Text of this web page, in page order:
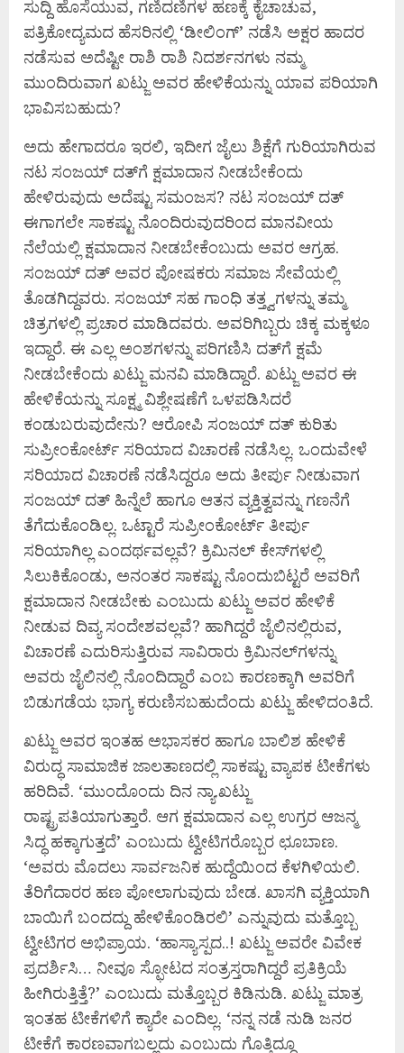
ಸುದ್ದಿ ಹೊಸೆಯುವ, ಗಣಿದಣಿಗಳ ಹಣಕ್ಕೆ ಕೈಚಾಚುವ,
ಪತ್ರಿಕೋದ್ಯಮದ ಹೆಸರಿನಲ್ಲಿ ‘ಡೀಲಿಂಗ್‌’ ನಡೆಸಿ ಅಕ್ಷರ ಹಾದರ
ನಡೆಸುವ ಅದೆಷ್ಟೀ ರಾಶಿ ರಾಶಿ ನಿದರ್ಶನಗಳು ನಮ್ಮ
ಮುಂದಿರುವಾಗ ಖಟ್ಜು ಅವರ ಹೇಳಿಕೆಯನ್ನು ಯಾವ ಪರಿಯಾಗಿ
ಭಾವಿಸಬಹುದು?
ಅದು ಹೇಗಾದರೂ ಇರಲಿ, ಇದೀಗ ಜೈಲು ಶಿಕ್ಷೆಗೆ ಗುರಿಯಾಗಿರುವ
ನಟ ಸಂಜಯ್‌ ದತ್‌ಗೆ ಕ್ಷಮಾದಾನ ನೀಡಬೇಕೆಂದು
ಹೇಳಿರುವುದು ಅದೆಷ್ಟು ಸಮಂಜಸ? ನಟ ಸಂಜಯ್‌ ದತ್‌
ಈಗಾಗಲೇ ಸಾಕಷ್ಟು ನೊಂದಿರುವುದರಿಂದ ಮಾನವೀಯ
ನೆಲೆಯಲ್ಲಿ ಕ್ಷಮಾದಾನ ನೀಡಬೇಕೆಂಬುದು ಅವರ ಆಗ್ರಹ.
ಸಂಜಯ್‌ ದತ್‌ ಅವರ ಪೋಷಕರು ಸಮಾಜ ಸೇವೆಯಲ್ಲಿ
ತೊಡಗಿದ್ದವರು. ಸಂಜಯ್‌ ಸಹ ಗಾಂಧಿ ತತ್ತ್ವಗಳನ್ನು ತಮ್ಮ
ಚಿತ್ರಗಳಲ್ಲಿ ಪ್ರಚಾರ ಮಾಡಿದವರು. ಅವರಿಗಿಬ್ಬರು ಚಿಕ್ಕ ಮಕ್ಕಳೂ
ಇದ್ದಾರೆ. ಈ ಎಲ್ಲ ಅಂಶಗಳನ್ನು ಪರಿಗಣಿಸಿ ದತ್‌ಗೆ ಕ್ಷಮೆ
ನೀಡಬೇಕೆಂದು ಖಟ್ಜು ಮನವಿ ಮಾಡಿದ್ದಾರೆ. ಖಟ್ಜು ಅವರ ಈ
ಹೇಳಿಕೆಯನ್ನು ಸೂಕ್ಷ್ಮ ವಿಶ್ಲೇಷಣೆಗೆ ಒಳಪಡಿಸಿದರೆ
ಕಂಡುಬರುವುದೇನು? ಆರೋಪಿ ಸಂಜಯ್‌ ದತ್‌ ಕುರಿತು
ಸುಪ್ರೀಂಕೋರ್ಟ್‌ ಸರಿಯಾದ ವಿಚಾರಣೆ ನಡೆಸಿಲ್ಲ. ಒಂದುವೇಳೆ
ಸರಿಯಾದ ವಿಚಾರಣೆ ನಡೆಸಿದ್ದರೂ ಅದು ತೀರ್ಪು ನೀಡುವಾಗ
ಸಂಜಯ್‌ ದತ್‌ ಹಿನ್ನೆಲೆ ಹಾಗೂ ಆತನ ವ್ಯಕ್ತಿತ್ವವನ್ನು ಗಣನೆಗೆ
ತೆಗೆದುಕೊಂಡಿಲ್ಲ. ಒಟ್ಟಾರೆ ಸುಪ್ರೀಂಕೋರ್ಟ್‌ ತೀರ್ಪು
ಸರಿಯಾಗಿಲ್ಲ ಎಂದರ್ಥವಲ್ಲವೆ? ಕ್ರಿಮಿನಲ್‌ ಕೇಸ್‌ಗಳಲ್ಲಿ
ಸಿಲುಕಿಕೊಂಡು, ಅನಂತರ ಸಾಕಷ್ಟು ನೊಂದುಬಿಟ್ಟರೆ ಅವರಿಗೆ
ಕ್ಷಮಾದಾನ ನೀಡಬೇಕು ಎಂಬುದು ಖಟ್ಜು ಅವರ ಹೇಳಿಕೆ
ನೀಡುವ ದಿವ್ಯ ಸಂದೇಶವಲ್ಲವೆ? ಹಾಗಿದ್ದರೆ ಜೈಲಿನಲ್ಲಿರುವ,
ವಿಚಾರಣೆ ಎದುರಿಸುತ್ತಿರುವ ಸಾವಿರಾರು ಕ್ರಿಮಿನಲ್‌ಗಳನ್ನು
ಅವರು ಜೈಲಿನಲ್ಲಿ ನೊಂದಿದ್ದಾರೆ ಎಂಬ ಕಾರಣಕ್ಕಾಗಿ ಅವರಿಗೆ
ಬಿಡುಗಡೆಯ ಭಾಗ್ಯ ಕರುಣಿಸಬಹುದೆಂದು ಖಟ್ಜು ಹೇಳಿದಂತಿದೆ.
ಖಟ್ಜು ಅವರ ಇಂತಹ ಅಭಾಸಕರ ಹಾಗೂ ಬಾಲಿಶ ಹೇಳಿಕೆ
ವಿರುದ್ಧ ಸಾಮಾಜಿಕ ಜಾಲತಾಣದಲ್ಲಿ ಸಾಕಷ್ಟು ವ್ಯಾಪಕ ಟೀಕೆಗಳು
ಹರಿದಿವೆ. ‘ಮುಂದೊಂದು ದಿನ ನ್ಯಾ.ಖಟ್ಜು
ರಾಷ್ಟ್ರಪತಿಯಾಗುತ್ತಾರೆ. ಆಗ ಕ್ಷಮಾದಾನ ಎಲ್ಲ ಉಗ್ರರ ಆಜನ್ಮ
ಸಿದ್ಧ ಹಕ್ಕಾಗುತ್ತದೆ’ ಎಂಬುದು ಟ್ವೀಟಿಗರೊಬ್ಬರ ಛೂಬಾಣ.
‘ಅವರು ಮೊದಲು ಸಾರ್ವಜನಿಕ ಹುದ್ದೆಯಿಂದ ಕೆಳಗಿಳಿಯಲಿ.
ತೆರಿಗೆದಾರರ ಹಣ ಪೋಲಾಗುವುದು ಬೇಡ. ಖಾಸಗಿ ವ್ಯಕ್ತಿಯಾಗಿ
ಬಾಯಿಗೆ ಬಂದದ್ದು ಹೇಳಿಕೊಂಡಿರಲಿ’ ಎನ್ನುವುದು ಮತ್ತೊಬ್ಬ
ಟ್ವೀಟಿಗರ ಅಭಿಪ್ರಾಯ. ‘ಹಾಸ್ಯಾಸ್ಪದ..! ಖಟ್ಜು ಅವರೇ ವಿವೇಕ
ಪ್ರದರ್ಶಿಸಿ… ನೀವೂ ಸ್ಫೋಟದ ಸಂತ್ರಸ್ತರಾಗಿದ್ದರೆ ಪ್ರತಿಕ್ರಿಯೆ
ಹೀಗಿರುತ್ತಿತ್ತೆ?’ ಎಂಬುದು ಮತ್ತೊಬ್ಬರ ಕಿಡಿನುಡಿ. ಖಟ್ಜು ಮಾತ್ರ
ಇಂತಹ ಟೀಕೆಗಳಿಗೆ ಕ್ಯಾರೇ ಎಂದಿಲ್ಲ. ‘ನನ್ನ ನಡೆ ನುಡಿ ಜನರ
ಟೀಕೆಗೆ ಕಾರಣವಾಗಬಲ್ಲದು ಎಂಬುದು ಗೊತ್ತಿದ್ದೂ